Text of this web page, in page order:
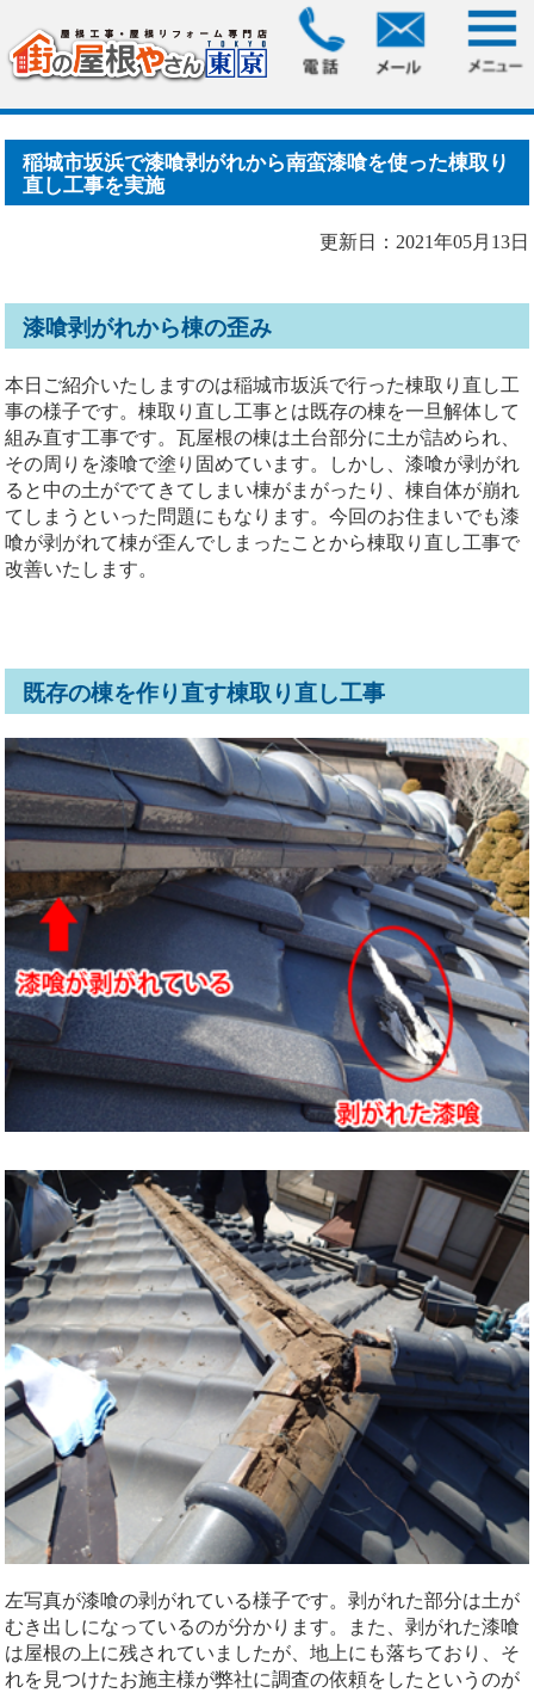
> 稲城市坂浜で漆喰剥がれから南蛮漆喰を使
った棟取り直し工事を実.....
稲城市坂浜で漆喰剥がれから南蛮漆喰を使った棟取り
直し工事を実施
更新日：2021年05月13日
漆喰剥がれから棟の歪み
本日ご紹介いたしますのは稲城市坂浜で行った棟取り直し工
事の様子です。棟取り直し工事とは既存の棟を一旦解体して
組み直す工事です。瓦屋根の棟は土台部分に土が詰められ、
その周りを漆喰で塗り固めています。しかし、漆喰が剥がれ
ると中の土がでてきてしまい棟がまがったり、棟自体が崩れ
てしまうといった問題にもなります。今回のお住まいでも漆
喰が剥がれて棟が歪んでしまったことから棟取り直し工事で
改善いたします。
既存の棟を作り直す棟取り直し工事
左写真が漆喰の剥がれている様子です。剥がれた部分は土が
むき出しになっているのが分かります。また、剥がれた漆喰
は屋根の上に残されていましたが、地上にも落ちており、そ
れを見つけたお施主様が弊社に調査の依頼をしたというのが